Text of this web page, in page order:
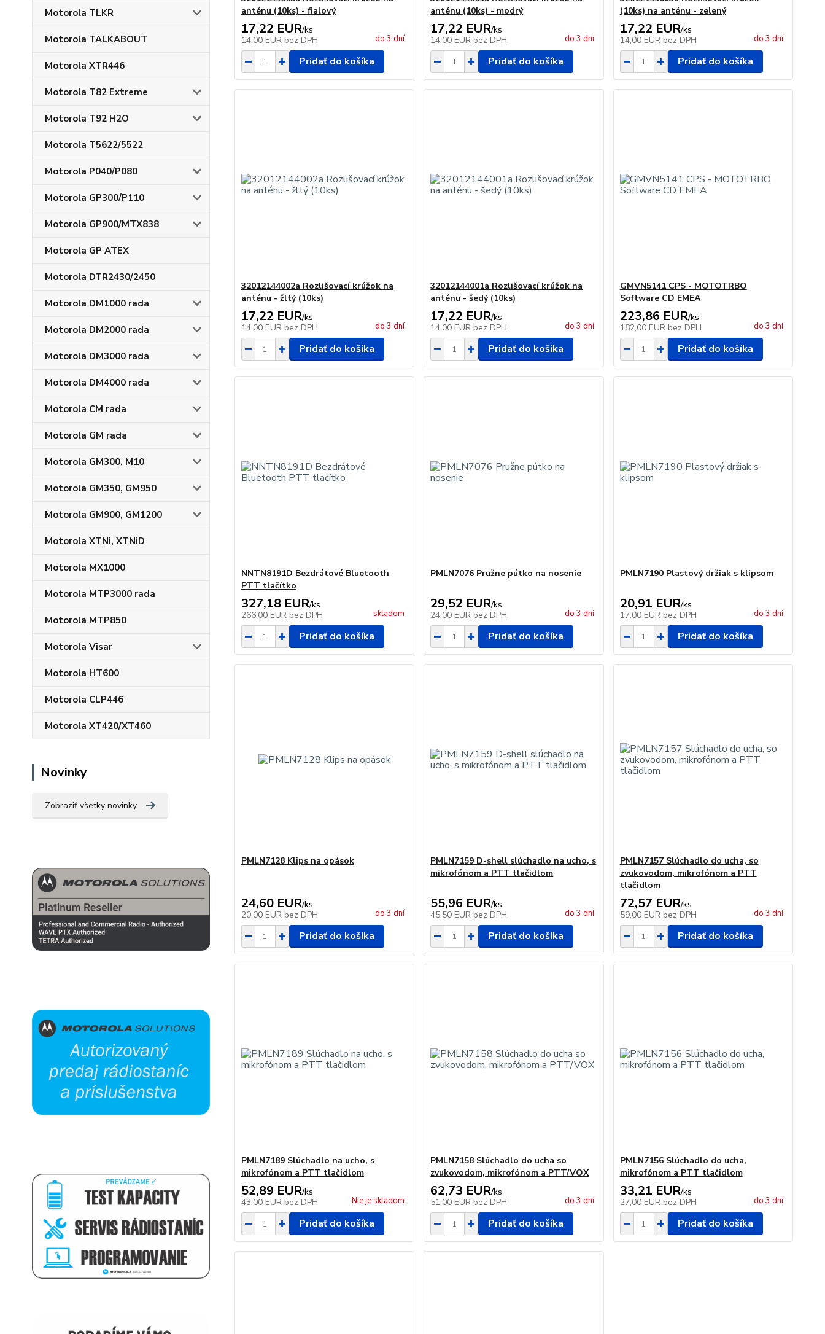
Motorola TLKR
Motorola TALKABOUT
Motorola XTR446
Motorola T82 Extreme
Motorola T92 H2O
Motorola T5622/5522
Motorola P040/P080
Motorola GP300/P110
Motorola GP900/MTX838
Motorola GP ATEX
Motorola DTR2430/2450
Motorola DM1000 rada
Motorola DM2000 rada
Motorola DM3000 rada
Motorola DM4000 rada
Motorola CM rada
Motorola GM rada
Motorola GM300, M10
Motorola GM350, GM950
Motorola GM900, GM1200
Motorola XTNi, XTNiD
Motorola MX1000
Motorola MTP3000 rada
Motorola MTP850
Motorola Visar
Motorola HT600
Motorola CLP446
Motorola XT420/XT460
Novinky
Zobraziť všetky novinky
anténu (10ks) - fialový
17,22 EUR/ks
14,00 EUR bez DPH do 3 dní
Pridať do košíka
anténu (10ks) - modrý
17,22 EUR/ks
14,00 EUR bez DPH do 3 dní
Pridať do košíka
(10ks) na anténu - zelený
17,22 EUR/ks
14,00 EUR bez DPH do 3 dní
Pridať do košíka
32012144002a Rozlišovací krúžok na
anténu - žltý (10ks)
17,22 EUR/ks
14,00 EUR bez DPH do 3 dní
Pridať do košíka
32012144001a Rozlišovací krúžok na
anténu - šedý (10ks)
17,22 EUR/ks
14,00 EUR bez DPH do 3 dní
Pridať do košíka
GMVN5141 CPS - MOTOTRBO
Software CD EMEA
223,86 EUR/ks
182,00 EUR bez DPH do 3 dní
Pridať do košíka
NNTN8191D Bezdrátové Bluetooth
PTT tlačítko
327,18 EUR/ks
266,00 EUR bez DPH skladom
Pridať do košíka
PMLN7076 Pružne pútko na nosenie
29,52 EUR/ks
24,00 EUR bez DPH do 3 dní
Pridať do košíka
PMLN7190 Plastový držiak s klipsom
20,91 EUR/ks
17,00 EUR bez DPH do 3 dní
Pridať do košíka
PMLN7128 Klips na opások
24,60 EUR/ks
20,00 EUR bez DPH do 3 dní
Pridať do košíka
PMLN7159 D-shell slúchadlo na ucho, s
mikrofónom a PTT tlačidlom
55,96 EUR/ks
45,50 EUR bez DPH do 3 dní
Pridať do košíka
PMLN7157 Slúchadlo do ucha, so
zvukovodom, mikrofónom a PTT
tlačidlom
72,57 EUR/ks
59,00 EUR bez DPH do 3 dní
Pridať do košíka
PMLN7189 Slúchadlo na ucho, s
mikrofónom a PTT tlačidlom
52,89 EUR/ks
43,00 EUR bez DPH Nie je skladom
Pridať do košíka
PMLN7158 Slúchadlo do ucha so
zvukovodom, mikrofónom a PTT/VOX
62,73 EUR/ks
51,00 EUR bez DPH do 3 dní
Pridať do košíka
PMLN7156 Slúchadlo do ucha,
mikrofónom a PTT tlačidlom
33,21 EUR/ks
27,00 EUR bez DPH do 3 dní
Pridať do košíka